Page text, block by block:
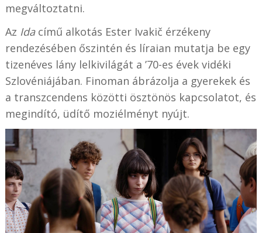
megváltoztatni.
Az Idacímű alkotás Ester Ivakič érzékeny
rendezésében őszintén és líraian mutatja be egy
tizenéves lány lelkivilágát a ’70-es évek vidéki
Szlovéniájában. Finoman ábrázolja a gyerekek és
a transzcendens közötti ösztönös kapcsolatot, és
megindító, üdítő moziélményt nyújt.